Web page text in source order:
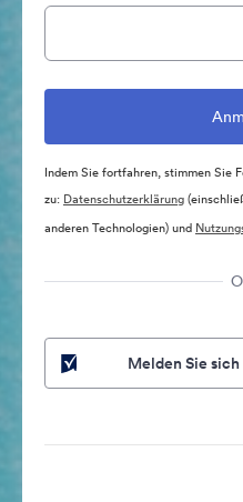
Indem Sie fortfahren, stimmen Sie
zu: Datenschutzerklärung
anderen Technologien) und
Melden Sie